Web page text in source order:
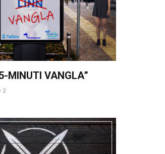
MINUTI VANGLA”
2